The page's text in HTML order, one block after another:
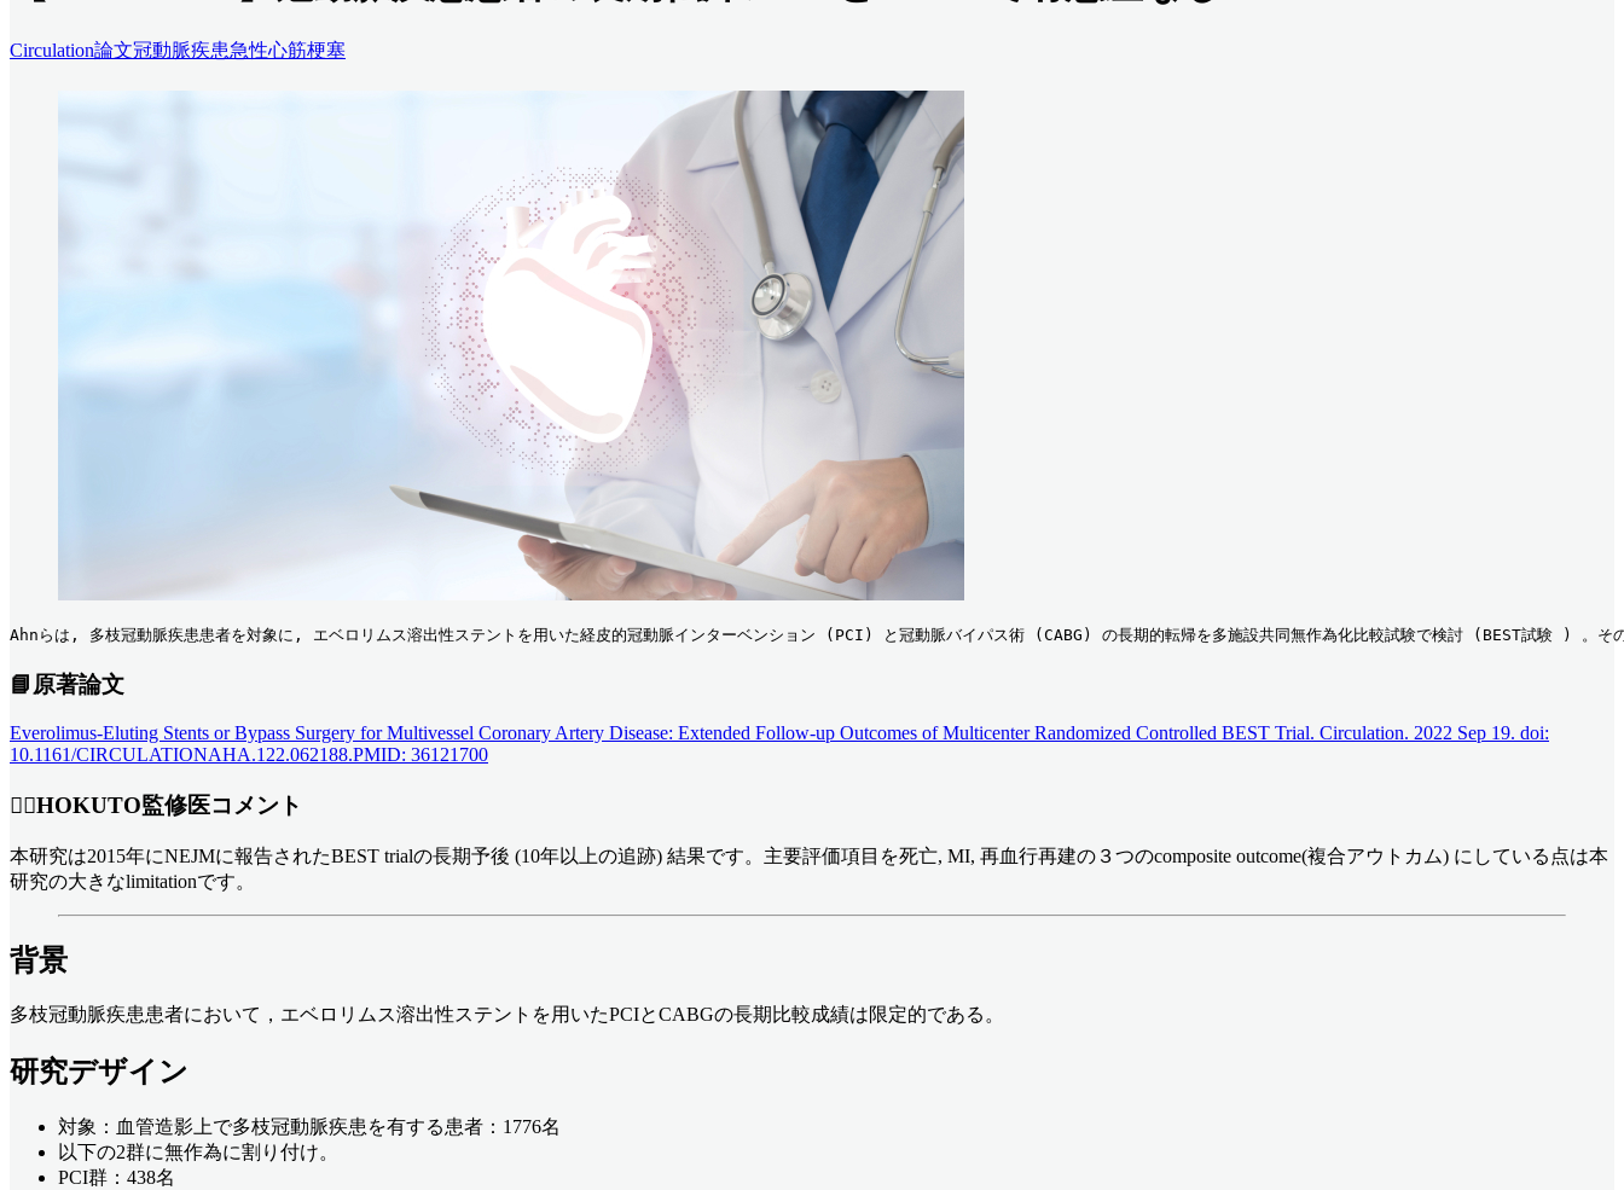
Circulation論文冠動脈疾患急性心筋梗塞
Ahnらは, 多枝冠動脈疾患患者を対象に, エベロリムス溶出性ステントを用いた経皮的冠動脈インターベンション (PCI) と冠動脈バイパス術 (CABG) の長期的転帰を多施設共同無作為化比較試験で検討 (BEST試験 )
📘原著論文
Everolimus-Eluting Stents or Bypass Surgery for Multivessel Coronary Artery Disease: Extended Follow-up Outcomes of Multicenter Randomized Controlled BEST Trial. Circulation. 2022 Sep 19. doi:
10.1161/CIRCULATIONAHA.122.062188.PMID: 36121700
👨‍⚕️HOKUTO監修医コメント
本研究は2015年にNEJMに報告されたBEST trialの長期予後 (10年以上の追跡) 結果です。主要評価項目を死亡, MI, 再血行再建の３つのcomposite outcome(複合アウトカム) にしている点は本
研究の大きなlimitationです。
背景
多枝冠動脈疾患患者において，エベロリムス溶出性ステントを用いたPCIとCABGの長期比較成績は限定的である。
研究デザイン
対象：血管造影上で多枝冠動脈疾患を有する患者：1776名
以下の2群に無作為に割り付け。
PCI群：438名